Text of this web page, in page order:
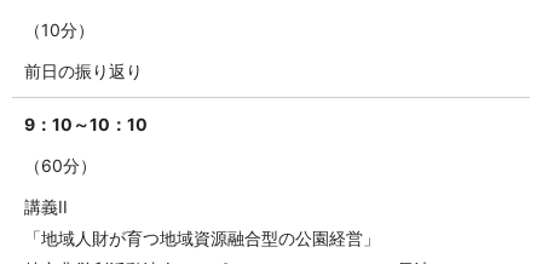
（10分）
前日の振り返り
9：10～10：10
（60分）
講義II
「地域人財が育つ地域資源融合型の公園経営」